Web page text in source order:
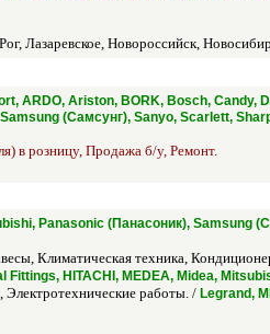
Лазаревское, Новороссийск,
ARDO, Ariston, BORK, Bosch, Candy,
(Самсунг), Sanyo, Scarlett,
в розницу, Продажа б/у, Ремонт.
Panasonic (Панасоник), Samsung
Климатическая техника,
Fittings, HITACHI, MEDEA, Midea,
работы. / Legrand,